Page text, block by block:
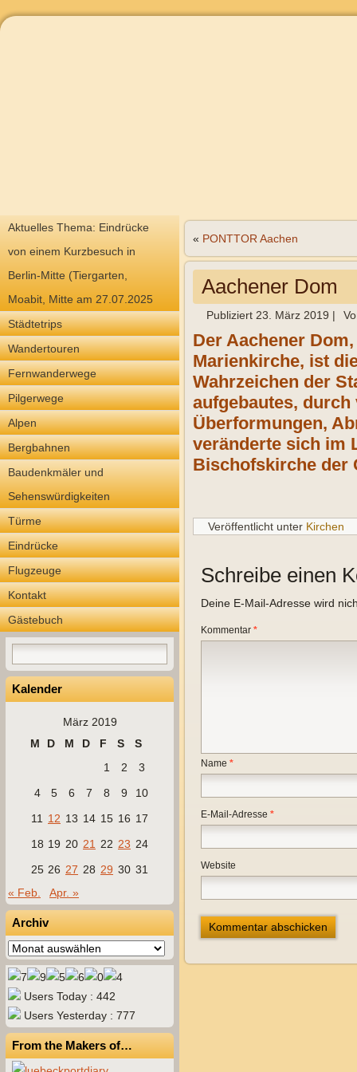
Aktuelles Thema: Eindrücke
von einem Kurzbesuch in
Berlin-Mitte (Tiergarten,
Moabit, Mitte am 27.07.2025
Städtetrips
Wandertouren
Fernwanderwege
Pilgerwege
Alpen
Bergbahnen
Baudenkmäler und
Sehenswürdigkeiten
Türme
Eindrücke
Flugzeuge
Kontakt
Gästebuch
Kalender
März 2019
M
D M D F S
S
1
2
3
4
5 6 7 8 9
10
11
12 13 14 15 16 17
18 19 20 21 22 23 24
25 26 27 28 29 30 31
« Feb.
Apr. »
Archiv
Archiv
Users Today : 442
Users Yesterday : 777
From the Makers of…
« PONTTOR Aachen
Aachener Dom
Publiziert 23. März 2019 |
Der Aachener
Marienkirche, ist
Wahrzeichen der
aufgebautes,
Überformungen,
veränderte sich im
Bischofskirche der
Veröffentlicht unter Kirchen
Schreibe einen
Deine E-Mail-Adresse wird
Kommentar *
Name *
E-Mail-Adresse *
Website